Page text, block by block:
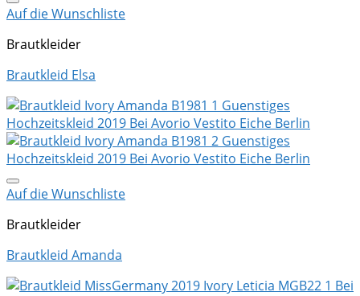
Auf die Wunschliste
Brautkleider
Brautkleid Elsa
Auf die Wunschliste
Brautkleider
Brautkleid Amanda